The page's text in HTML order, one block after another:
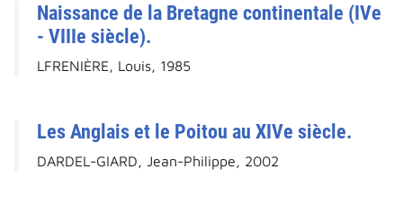
Naissance de la Bretagne continentale (IVe
- VIIIe siècle).
LFRENIÈRE, Louis, 1985
Les Anglais et le Poitou au XIVe siècle.
DARDEL-GIARD, Jean-Philippe, 2002